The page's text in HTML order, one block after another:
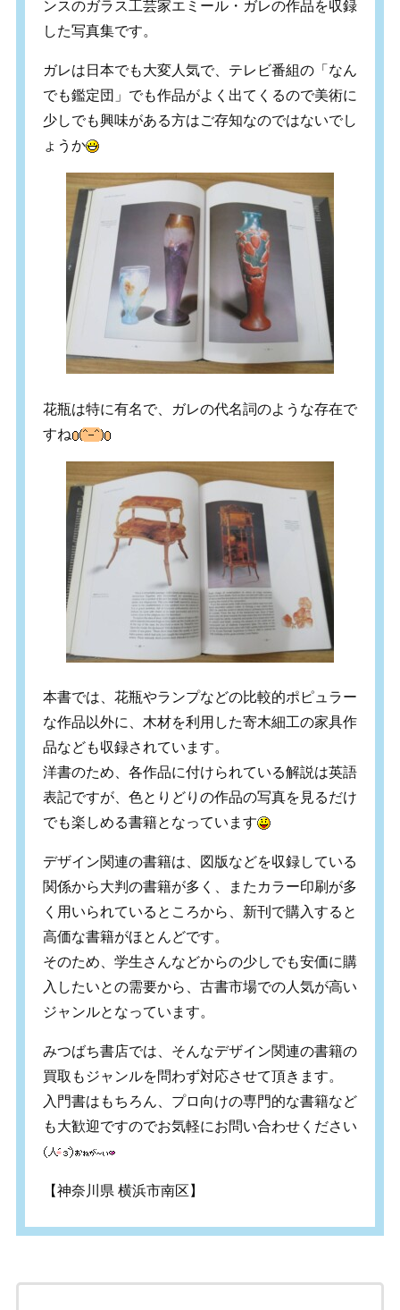
ンスのガラス工芸家エミール・ガレの作品を収録
した写真集です。
ガレは日本でも大変人気で、テレビ番組の「なん
でも鑑定団」でも作品がよく出てくるので美術に
少しでも興味がある方はご存知なのではないでし
ょうか
花瓶は特に有名で、ガレの代名詞のような存在で
すね
本書では、花瓶やランプなどの比較的ポピュラー
な作品以外に、木材を利用した寄木細工の家具作
品なども収録されています。
洋書のため、各作品に付けられている解説は英語
表記ですが、色とりどりの作品の写真を見るだけ
でも楽しめる書籍となっています
デザイン関連の書籍は、図版などを収録している
関係から大判の書籍が多く、またカラー印刷が多
く用いられているところから、新刊で購入すると
高価な書籍がほとんどです。
そのため、学生さんなどからの少しでも安価に購
入したいとの需要から、古書市場での人気が高い
ジャンルとなっています。
みつばち書店では、そんなデザイン関連の書籍の
買取もジャンルを問わず対応させて頂きます。
入門書はもちろん、プロ向けの専門的な書籍など
も大歓迎ですのでお気軽にお問い合わせください
【神奈川県 横浜市南区】